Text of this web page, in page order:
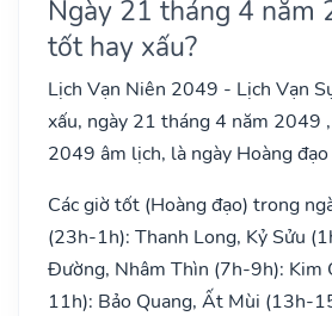
Ngày 21 tháng 4 năm
tốt hay xấu?
Lịch Vạn Niên 2049 - Lịch Vạn
xấu, ngày 21 tháng 4 năm 2049
2049 âm lịch, là ngày Hoàng đạo
Các giờ tốt (Hoàng đạo) trong
(23h-1h): Thanh Long, Kỷ Sửu
Đường, Nhâm Thìn (7h-9h): Kim
11h): Bảo Quang, Ất Mùi (13h-